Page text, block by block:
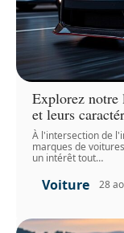
Explorez notre
et leurs
À l'intersection de
marques de
un intérêt tout…
Voiture 28